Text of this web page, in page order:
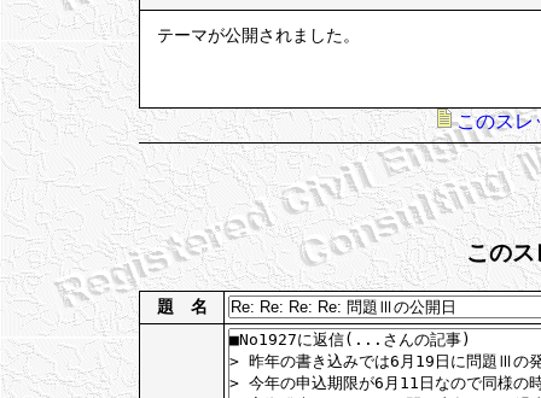
テーマが公開されました。
このスレ
このス
題 名